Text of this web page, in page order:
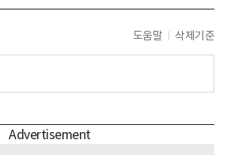
도움말 삭제기준